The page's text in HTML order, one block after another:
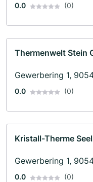
0.0 (0)
Thermenwelt Stein
Gewerbering 1,
0.0 (0)
Kristall-Therme
Gewerbering 1,
0.0 (0)